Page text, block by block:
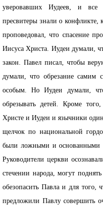
уверовавших Иудеев, и
пресвитеры знали о
проповедовал, что спасение
Иисуса Христа. Иудеи думали,
закон. Павел писал, чтобы
думали, что обрезание самим
особым. Но Иудеи думали,
обрезывать детей. Кроме
Христе и Иудеи и язычники
щелчок по национальной
были ложными и основанными
Руководители церкви
стечении народа, могут
обезопасить Павла и для того,
предложили Павлу совершить